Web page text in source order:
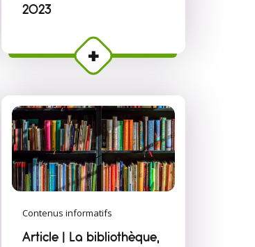
2023
Contenus informatifs
Article | La bibliothèque,